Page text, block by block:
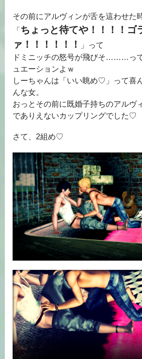
その前にアルヴィンが舌を這わせた
「 ちょっと待てや！！！！ゴ
ァ！！！！！！
」って
ドミニッチの怒号が飛びそ………っ
ュエーションよｗ
しーちゃんは「いい眺め♡」って喜
んな女。
おっとその前に既婚子持ちのアルヴ
でありえないカップリングでした♡
さて、2組め♡